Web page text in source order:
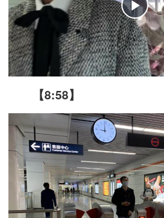
【8:58】